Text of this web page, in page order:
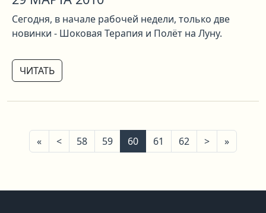
Сегодня, в начале рабочей недели, только две
новинки - Шоковая Терапия и Полёт на Луну.
ЧИТАТЬ
«Первая
<Предыдущая
58 59 60 61 62 >Следующая
»